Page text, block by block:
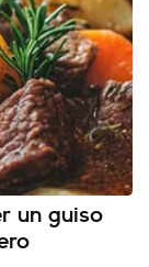
un guiso